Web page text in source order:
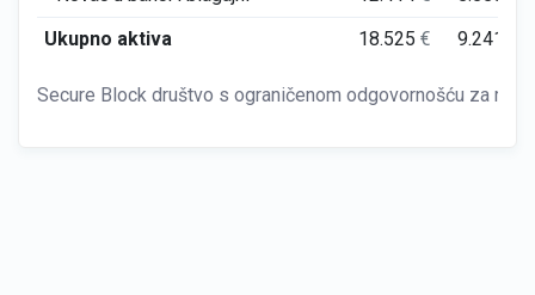
Ukupno aktiva
18.525€ 9.241
Secure Block društvo s ograničenom odgovornošću za